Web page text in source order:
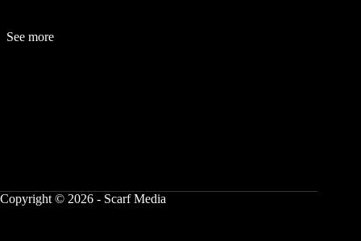
See more
Copyright © 2026 - Scarf Media